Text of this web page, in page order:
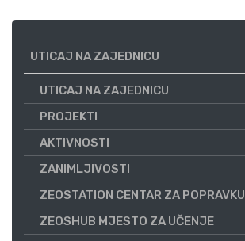
UTICAJ NA ZAJEDNICU
UTICAJ NA ZAJEDNICU
PROJEKTI
AKTIVNOSTI
ZANIMLJIVOSTI
ZEOSTATION CENTAR ZA POPRAVKU
ZEOSHUB MJESTO ZA UČENJE